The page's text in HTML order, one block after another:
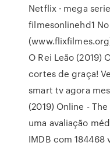
Netflix · mega
filmesonlinehd1
O Rei Leão (2019)
cortes de graça!
smart tv agora
(2019) Online -
uma avaliação
IMDB com